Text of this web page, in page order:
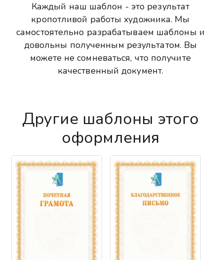
Каждый наш шаблон - это результат
кропотливой работы художника. Мы
самостоятельно разрабатываем шаблоны и
довольны полученным результатом. Вы
можете не сомневаться, что получите
качественный документ.
Другие шаблоны этого
оформления